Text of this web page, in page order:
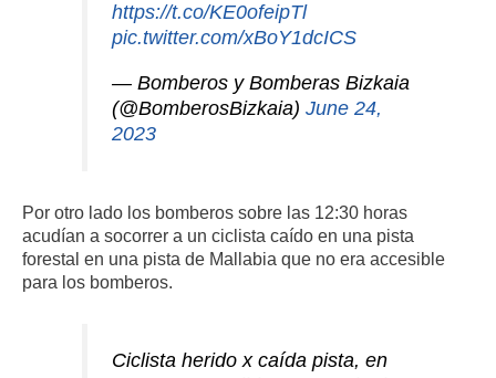
https://t.co/KE0ofeipTl
pic.twitter.com/xBoY1dcICS
— Bomberos y Bomberas Bizkaia
(@BomberosBizkaia) June 24,
2023
Por otro lado los bomberos sobre las 12:30 horas
acudían a socorrer a un ciclista caído en una pista
forestal en una pista de Mallabia que no era accesible
para los bomberos.
Ciclista herido x caída pista, en